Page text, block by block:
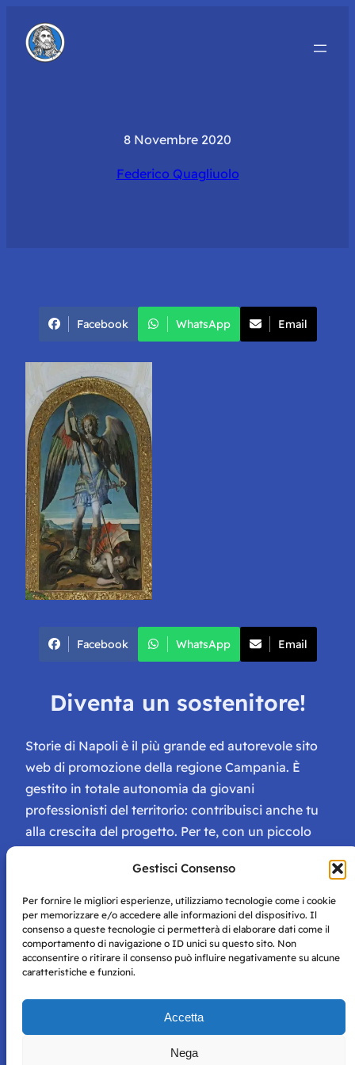
Gestisci Consenso
Per fornire le migliori esperienze, utilizziamo tecnologie come i cookie
per memorizzare e/o accedere alle informazioni del dispositivo. Il
consenso a queste tecnologie ci permetterà di elaborare dati come il
comportamento di navigazione o ID unici su questo sito. Non
acconsentire o ritirare il consenso può influire negativamente su alcune
caratteristiche e funzioni.
Accetta
Nega
8 Novembre 2020
Federico Quagliuolo
Facebook WhatsApp Email
Facebook WhatsApp Email
Diventa un sostenitore!
Storie di Napoli è il più grande ed autorevole sito
web di promozione della regione Campania. È
gestito in totale autonomia da giovani
professionisti del territorio: contribuisci anche tu
alla crescita del progetto. Per te, con un piccolo
tessera di Storie Campane, libri e magazine gratis
e inviti ad eventi esclusivi!
Storie di Napoli è una testata registrata presso il tribunale di
per mero scopo didattico e informativo.